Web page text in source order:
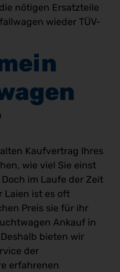
nötigen Ersatzteile
wieder TÜV-
Kaufvertrag Ihres
wie viel Sie einst
im Laufe der Zeit
Laien ist es oft
Preis sie für ihr
Ankauf in
bieten wir
der
erfahrenen